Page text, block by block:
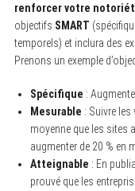
renforcer votre
objectifs SMART
temporels) et inclura des
Prenons un exemple
Spécifique :
Mesurable : Suivre
moyenne que les sites
augmenter de 20 % en
Atteignable : En
prouvé que les